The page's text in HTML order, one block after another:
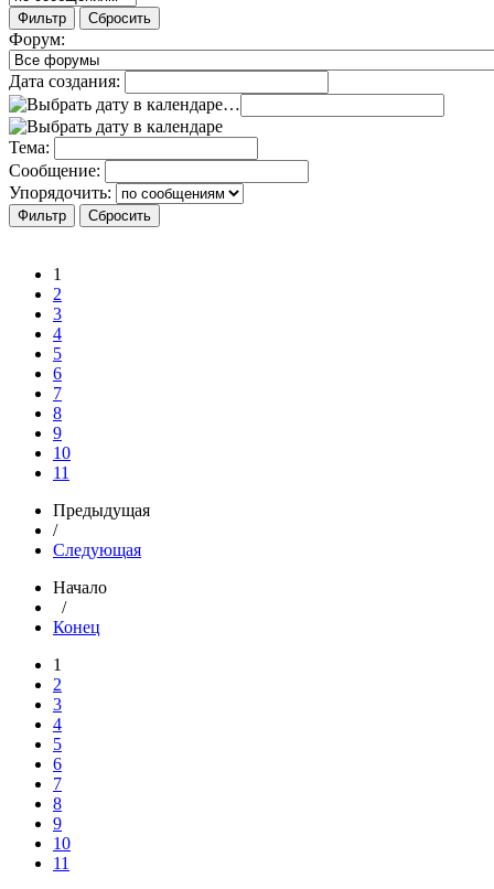
Фильтр Сбросить
Форум:
Дата создания:
…
Тема:
Сообщение:
Упорядочить:
1
2
3
4
5
6
7
8
9
10
11
Предыдущая
/
Следующая
Начало
/
Конец
1
2
3
4
5
6
7
8
9
10
11